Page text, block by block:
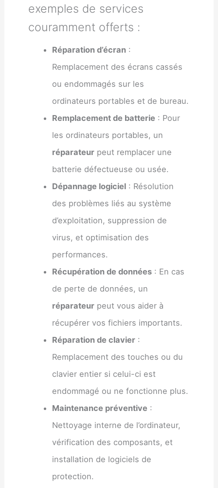
exemples de services
couramment offerts :
Réparation d’écran :
Remplacement des écrans cassés
ou endommagés sur les
ordinateurs portables et de bureau.
Remplacement de batterie : Pour
les ordinateurs portables, un
réparateur peut remplacer une
batterie défectueuse ou usée.
Dépannage logiciel : Résolution
des problèmes liés au système
d’exploitation, suppression de
virus, et optimisation des
performances.
Récupération de données : En cas
de perte de données, un
réparateur peut vous aider à
récupérer vos fichiers importants.
Réparation de clavier :
Remplacement des touches ou du
clavier entier si celui-ci est
endommagé ou ne fonctionne plus.
Maintenance préventive :
Nettoyage interne de l’ordinateur,
vérification des composants, et
installation de logiciels de
protection.